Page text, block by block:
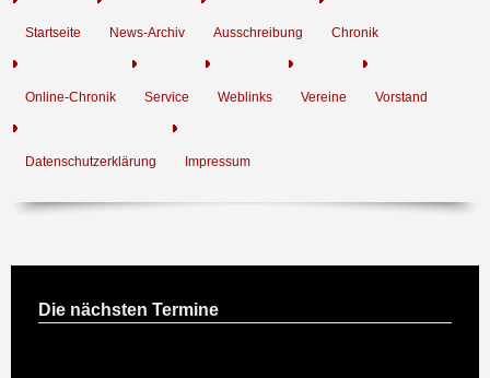
Startseite News-Archiv Ausschreibung Chronik
Online-Chronik Service Weblinks Vereine Vorstand
Datenschutzerklärung Impressum
Die nächsten Termine